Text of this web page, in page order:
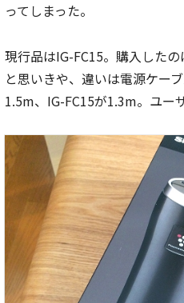
ってしまった。
現行品はIG-FC15。購入した
と思いきや、違いは電源ケー
1.5m、IG-FC15が1.3m。ユー